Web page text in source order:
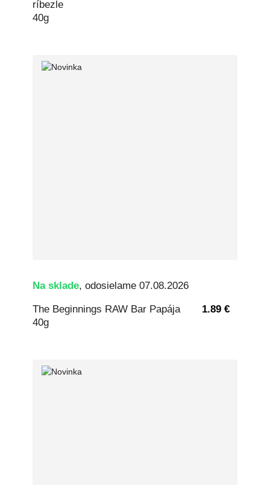
ríbezle
40g
Na sklade, odosielame 07.08.2026
The Beginnings RAW Bar Papája
40g
1.89 €